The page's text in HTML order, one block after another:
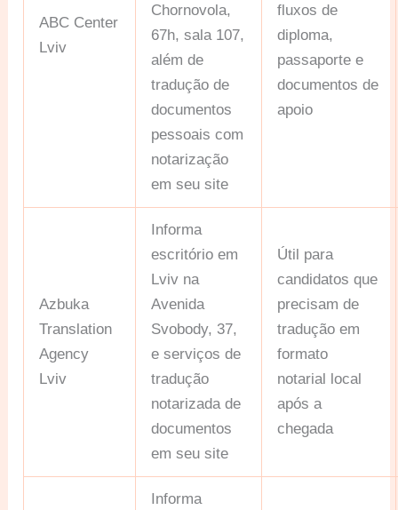
ABC Center
Lviv
Chornovola,
67h, sala 107,
além de
tradução de
documentos
pessoais com
notarização
em seu site
fluxos de
diploma,
passaporte e
documentos de
apoio
Azbuka
Translation
Agency
Lviv
Informa
escritório em
Lviv na
Avenida
Svobody, 37,
e serviços de
tradução
notarizada de
documentos
em seu site
Útil para
candidatos que
precisam de
tradução em
formato
notarial local
após a
chegada
Informa